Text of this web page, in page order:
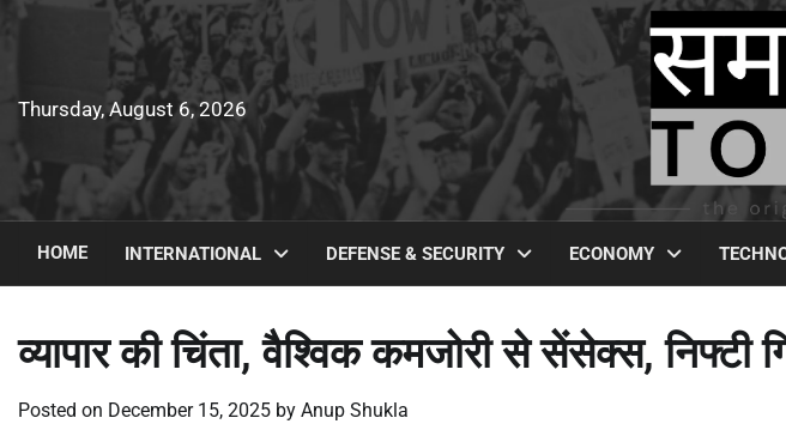
Thursday, August 6, 2026
HOME INTERNATIONAL DEFENSE & SECURITY ECONOMY
व्यापार की चिंता, वैश्विक कमजोरी से सेंसेक्स, निफ्टी
Posted on December 15, 2025 by Anup Shukla